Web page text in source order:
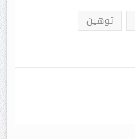
توهین